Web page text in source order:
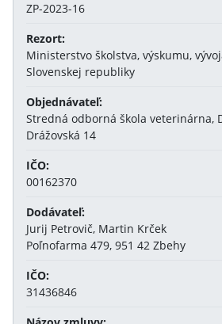
ZP-2023-16
Rezort:
Ministerstvo školstva, výskumu,
Slovenskej republiky
Objednávateľ:
Stredná odborná škola veterinárna,
Drážovská 14
IČO:
00162370
Dodávateľ:
Jurij Petrovič, Martin Krček
Poľnofarma 479, 951 42 Zbehy
IČO:
31436846